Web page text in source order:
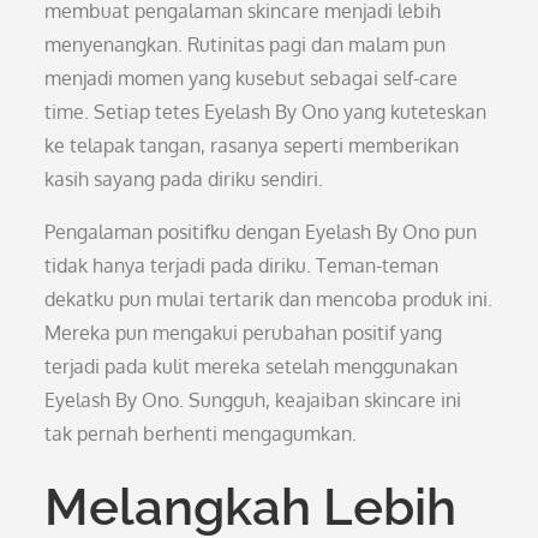
membuat pengalaman skincare menjadi lebih
menyenangkan. Rutinitas pagi dan malam pun
menjadi momen yang kusebut sebagai self-care
time. Setiap tetes Eyelash By Ono yang kuteteskan
ke telapak tangan, rasanya seperti memberikan
kasih sayang pada diriku sendiri.
Pengalaman positifku dengan Eyelash By Ono pun
tidak hanya terjadi pada diriku. Teman-teman
dekatku pun mulai tertarik dan mencoba produk ini.
Mereka pun mengakui perubahan positif yang
terjadi pada kulit mereka setelah menggunakan
Eyelash By Ono. Sungguh, keajaiban skincare ini
tak pernah berhenti mengagumkan.
Melangkah Lebih